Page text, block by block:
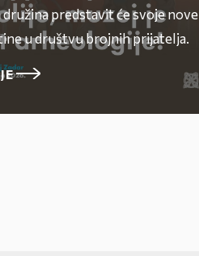
družina predstavit će svoje nove
u društvu brojnih prijatelja.